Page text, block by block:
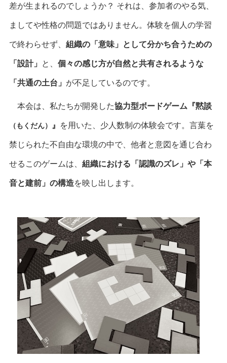
差が生まれるのでしょうか？ それは、参加者のやる気、
ましてや性格の問題ではありません。体験を個人の学習
で終わらせず、 組織の「意味」として分かち合うための
「設計」 と、 個々の感じ方が自然と共有されるような
「共通の土台」 が不足しているのです。
本会は、私たちが開発した協力型ボードゲーム『黙談
（もくだん） 』 を用いた、少人数制の体験会です。言葉を
禁じられた不自由な環境の中で、他者と意図を通じ合わ
せるこのゲームは、 組織における「認識のズレ」や「本
音と建前」の構造を映し出します。